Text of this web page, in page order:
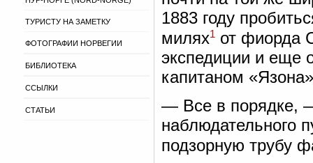
ТУРИСТУ НА ЗАМЕТКУ
ФОТОГРАФИИ НОРВЕГИИ
БИБЛИОТЕКА
ССЫЛКИ
СТАТЬИ
1883 году
милях1 от фиорда
экспедиции и еще
капитаном
— Все в порядке,
наблюдательного
подзорную трубу